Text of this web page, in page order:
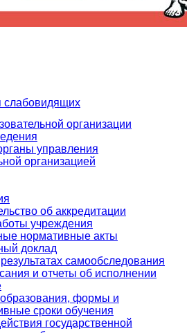
слабовидящих
организации
управления
организацией
об аккредитации
учреждения
нормативные акты
доклад
самообследования
и отчеты об исполнении
формы и
сроки обучения
государственной